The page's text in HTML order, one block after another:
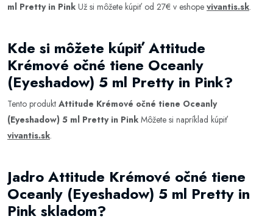
ml Pretty in Pink Už si môžete kúpiť od 27€ v eshope vivantis.sk.
Kde si môžete kúpiť Attitude
Krémové očné tiene Oceanly
(Eyeshadow) 5 ml Pretty in Pink?
Tento produkt Attitude Krémové očné tiene Oceanly
(Eyeshadow) 5 ml Pretty in Pink Môžete si napríklad kúpiť
vivantis.sk.
Jadro Attitude Krémové očné tiene
Oceanly (Eyeshadow) 5 ml Pretty in
Pink skladom?